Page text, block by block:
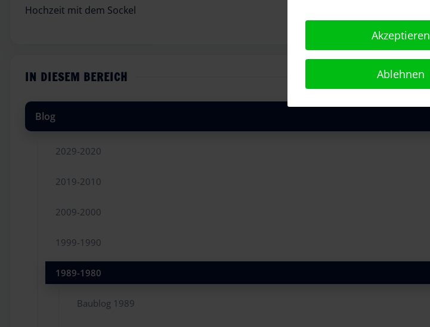
Hochzeit mit dem Sockel
IN DIESEM BEREICH
Blog
2029-2020
2019-2010
2009-2000
1999-1990
1989-1980
Baublog 1989
Akzeptieren
Ablehnen